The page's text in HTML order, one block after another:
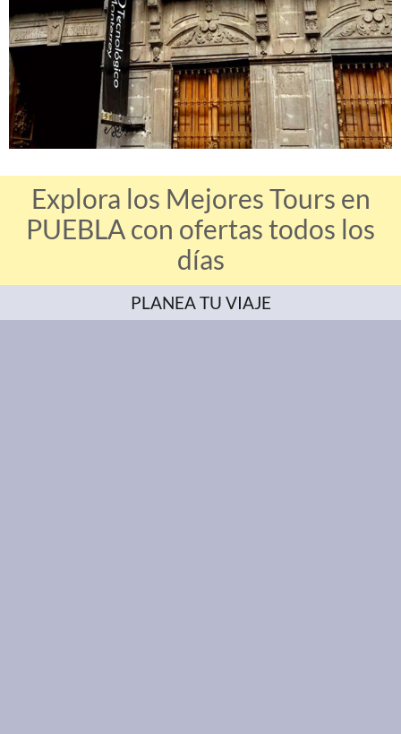
Explora los Mejores Tours en
PUEBLA con ofertas todos los
días
PLANEA TU VIAJE